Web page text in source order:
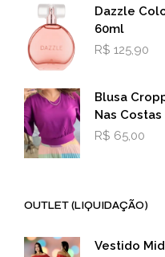
Dazzle
60ml
R$ 125,90
Blusa
Nas Costas
R$ 65,00
OUTLET (LIQUIDAÇÃO)
Vestido